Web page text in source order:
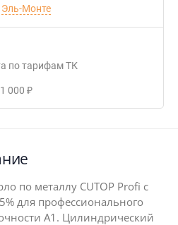
Эль-Монте
по тарифам ТК
1 000 ₽
по металлу CUTOP Profi с
для профессионального
А1. Цилиндрический